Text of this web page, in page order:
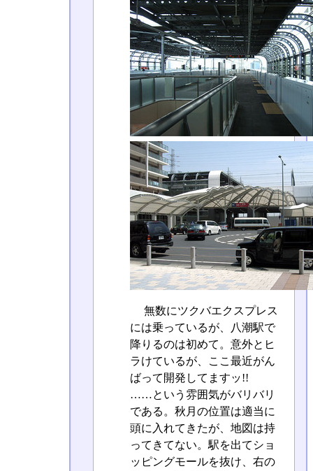
無数にツクバエクスプレス
には乗っているが、八潮駅で
降りるのは初めて。意外とヒ
ラけているが、ここ最近がん
ばって開発してますッ!!
……という雰囲気がバリバリ
である。秋月の位置は適当に
頭に入れてきたが、地図は持
ってきてない。駅を出てショ
ッピングモールを抜け、右の